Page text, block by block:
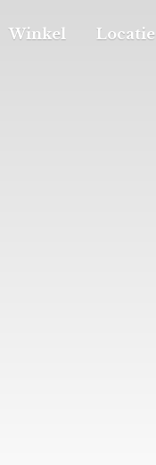
Winkel Locatie